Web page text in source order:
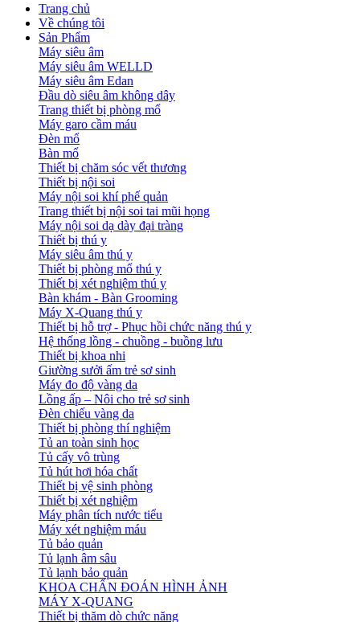
Trang chủ
Về chúng tôi
Sản Phẩm
Máy siêu âm
Máy siêu âm WELLD
Máy siêu âm Edan
Đầu dò siêu âm không dây
Trang thiết bị phòng mổ
Máy garo cầm máu
Đèn mổ
Bàn mổ
Thiết bị chăm sóc vết thương
Thiết bị nội soi
Máy nội soi khí phế quản
Trang thiết bị nội soi tai mũi họng
Máy nội soi dạ dày đại tràng
Thiết bị thú y
Máy siêu âm thú y
Thiết bị phòng mổ thú y
Thiết bị xét nghiệm thú y
Bàn khám - Bàn Grooming
Máy X-Quang thú y
Thiết bị hỗ trợ - Phục hồi chức năng thú y
Hệ thống lồng - chuồng - buồng lưu
Thiết bị khoa nhi
Giường sưởi ấm trẻ sơ sinh
Máy đo độ vàng da
Lồng ấp – Nôi cho trẻ sơ sinh
Đèn chiếu vàng da
Thiết bị phòng thí nghiệm
Tủ an toàn sinh học
Tủ cấy vô trùng
Tủ hút hơi hóa chất
Thiết bị vệ sinh phòng
Thiết bị xét nghiệm
Máy phân tích nước tiểu
Máy xét nghiệm máu
Tủ bảo quản
Tủ lạnh âm sâu
Tủ lạnh bảo quản
KHOA CHẨN ĐOÁN HÌNH ẢNH
MÁY X-QUANG
Thiết bị thăm dò chức năng